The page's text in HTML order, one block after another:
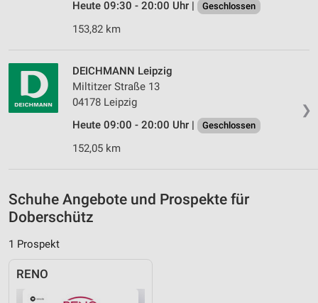
Heute 09:30 - 20:00 Uhr | Geschlossen
153,82 km
❯
DEICHMANN Leipzig
Miltitzer Straße 13
04178 Leipzig
Heute 09:00 - 20:00 Uhr |
Geschlossen
152,05 km
Schuhe Angebote und Prospekte für
Doberschütz
1 Prospekt
RENO
Nicht-IAB-Verarbeitungszwecke:
Notwendig
Performance